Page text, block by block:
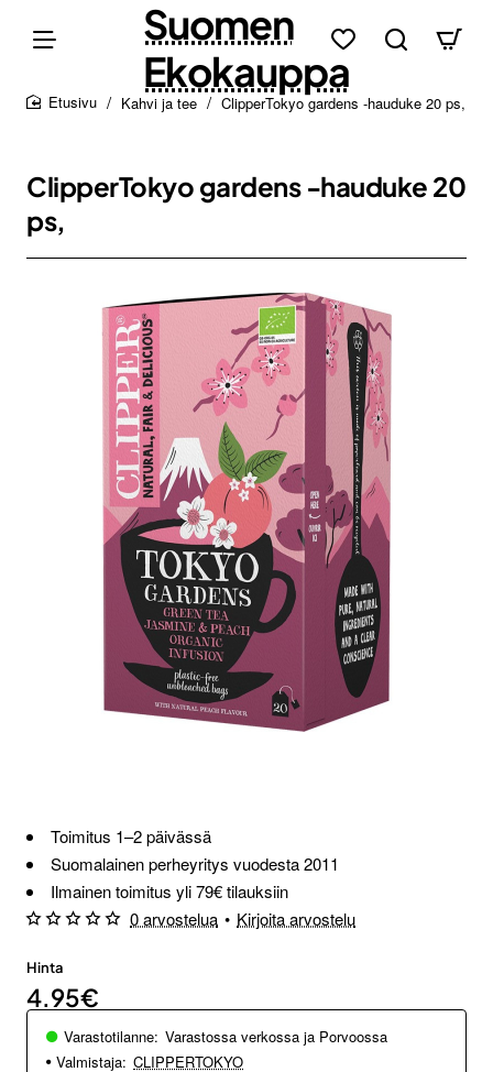
Suomen
Ekokauppa
Kahvi ja tee ClipperTokyo gardens -hauduke 20 ps,
ClipperTokyo gardens -hauduke 20
ps,
Toimitus 1–2 päivässä
Suomalainen perheyritys vuodesta 2011
Ilmainen toimitus yli 79€ tilauksiin
0 arvostelua • Kirjoita arvostelu
Hinta
4.95€
Varastotilanne: Varastossa verkossa ja Porvoossa
Valmistaja: CLIPPERTOKYO